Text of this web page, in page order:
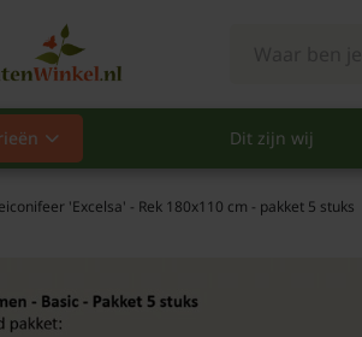
Dit zijn wij
'Excelsa' - Rek 180x110 cm - pakket 5 stuks